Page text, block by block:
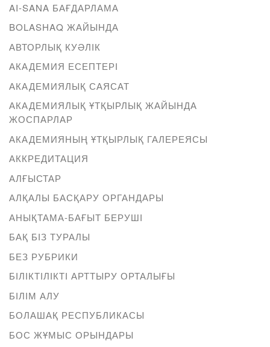
AI-SANA БАҒДАРЛАМА
BOLASHAQ ЖАЙЫНДА
АВТОРЛЫҚ КУӘЛІК
АКАДЕМИЯ ЕСЕПТЕРІ
АКАДЕМИЯЛЫҚ САЯСАТ
АКАДЕМИЯЛЫҚ ҰТҚЫРЛЫҚ ЖАЙЫНДА
ЖОСПАРЛАР
АКАДЕМИЯНЫҢ ҰТҚЫРЛЫҚ ГАЛЕРЕЯСЫ
АККРЕДИТАЦИЯ
АЛҒЫСТАР
АЛҚАЛЫ БАСҚАРУ ОРГАНДАРЫ
АНЫҚТАМА-БАҒЫТ БЕРУШІ
БАҚ БІЗ ТУРАЛЫ
БЕЗ РУБРИКИ
БІЛІКТІЛІКТІ АРТТЫРУ ОРТАЛЫҒЫ
БІЛІМ АЛУ
БОЛАШАҚ РЕСПУБЛИКАСЫ
БОС ЖҰМЫС ОРЫНДАРЫ